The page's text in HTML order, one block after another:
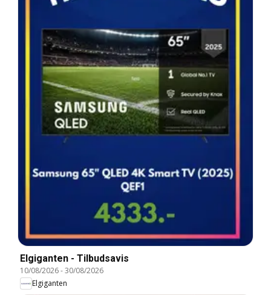
Elgiganten - Tilbudsavis
10/08/2026-30/08/2026
Elgiganten